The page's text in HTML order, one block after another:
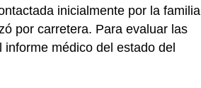
inicialmente por la familia
por carretera. Para evaluar las
médico del estado del